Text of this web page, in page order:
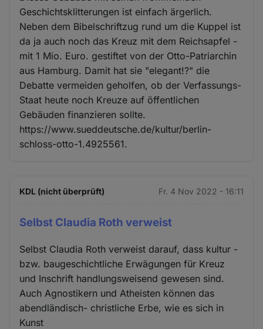
Geschichtsklitterungen ist einfach ärgerlich.
Neben dem Bibelschriftzug rund um die Kuppel ist
da ja auch noch das Kreuz mit dem Reichsapfel -
mit 1 Mio. Euro. gestiftet von der Otto-Patriarchin
aus Hamburg. Damit hat sie "elegant!?" die
Debatte vermeiden geholfen, ob der Verfassungs-
Staat heute noch Kreuze auf öffentlichen
Gebäuden finanzieren sollte.
https://www.sueddeutsche.de/kultur/berlin-
schloss-otto-1.4925561.
KDL (nicht überprüft) Fr. 4 Nov 2022 - 16:11
Selbst Claudia Roth verweist
Selbst Claudia Roth verweist darauf, dass kultur -
bzw. baugeschichtliche Erwägungen für Kreuz
und Inschrift handlungsweisend gewesen sind.
Auch Agnostikern und Atheisten können das
abendländisch- christliche Erbe, wie es sich in
Kunst